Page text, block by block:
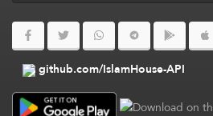
github.com/IslamHouse-API